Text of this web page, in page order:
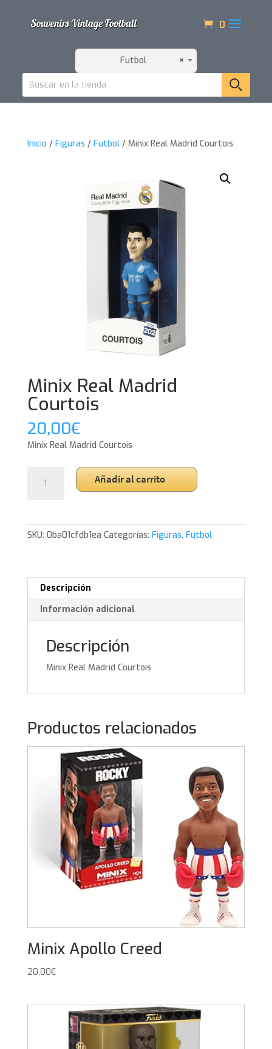
0
×
Futbol
Inicio / Figuras / Futbol/ Minix Real Madrid Courtois
Minix Real Madrid
Courtois
20,00€
Minix Real Madrid Courtois
cantidad
Añadir al carrito
SKU: 0ba01cfdb1ea Categorías: Figuras, Futbol
Descripción
Información adicional
Descripción
Minix Real Madrid Courtois
Productos relacionados
Minix Apollo Creed
20,00€